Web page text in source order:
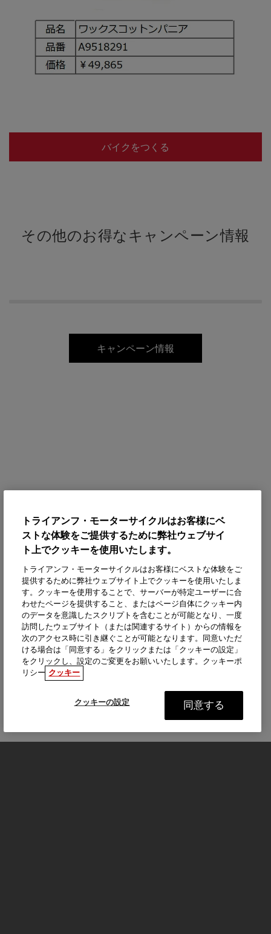
バイクをつくる
その他のお得なキャンペーン情報
キャンペーン情報
トライアンフ・モーターサイクルはお客様にベ
ストな体験をご提供するために弊社ウェブサイ
ト上でクッキーを使用いたします。
トライアンフ・モーターサイクルはお客様にベストな体験をご
提供するために弊社ウェブサイト上でクッキーを使用いたしま
す。クッキーを使用することで、サーバーが特定ユーザーに合
わせたページを提供すること、またはページ自体にクッキー内
のデータを意識したスクリプトを含むことが可能となり、一度
訪問したウェブサイト（または関連するサイト）からの情報を
次のアクセス時に引き継ぐことが可能となります。同意いただ
ける場合は「同意する」をクリックまたは「クッキーの設定」
をクリックし、設定のご変更をお願いいたします。クッキーポ
リシー クッキー
クッキーの設定 同意する